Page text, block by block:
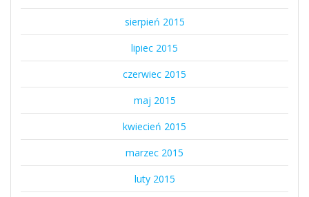
sierpień 2015
lipiec 2015
czerwiec 2015
maj 2015
kwiecień 2015
marzec 2015
luty 2015